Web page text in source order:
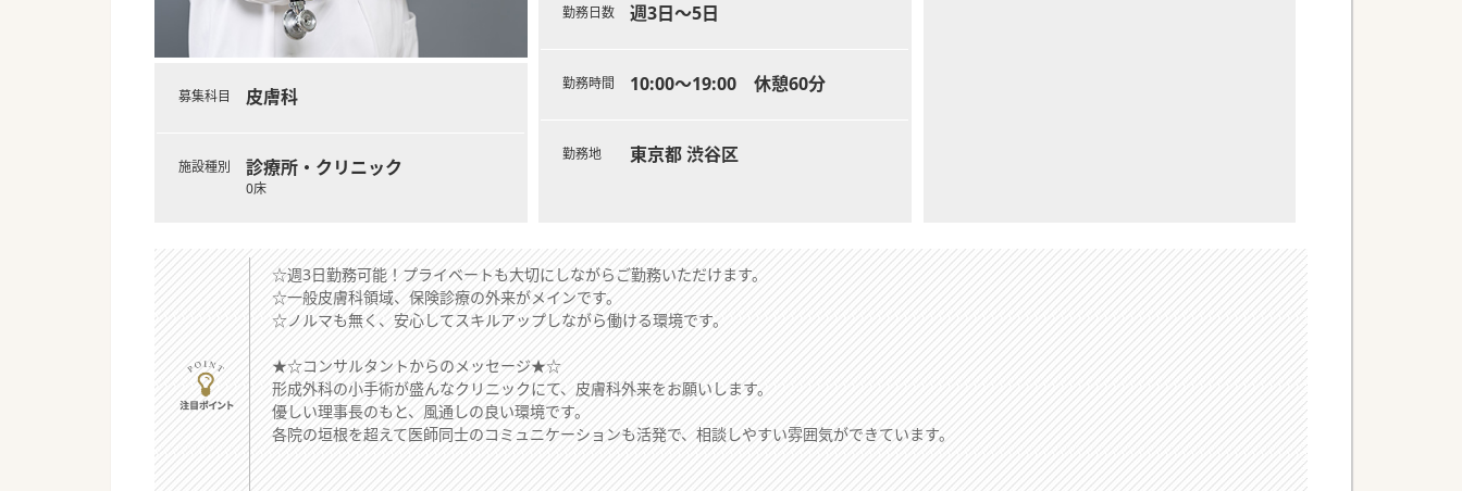
募集科目 皮膚科
施設種別 診療所・クリニック
0床
勤務日数 週3日～5日
勤務時間 10:00～19:00 休憩60分
勤務地 東京都 渋谷区
☆週3日勤務可能！プライベートも大切にしながらご勤務いただけます。
☆一般皮膚科領域、保険診療の外来がメインです。
☆ノルマも無く、安心してスキルアップしながら働ける環境です。
★☆コンサルタントからのメッセージ★☆
形成外科の小手術が盛んなクリニックにて、皮膚科外来をお願いします。
優しい理事長のもと、風通しの良い環境です。
各院の垣根を超えて医師同士のコミュニケーションも活発で、相談しやすい雰囲気ができています。